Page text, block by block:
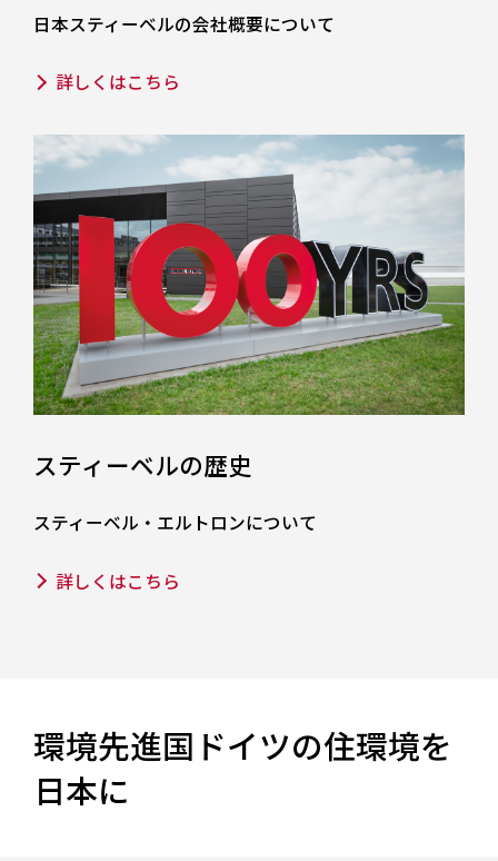
日本スティーベルの会社概要について
詳しくはこちら
スティーベルの歴史
スティーベル・エルトロンについて
詳しくはこちら
環境先進国ドイツの住環境を
日本に